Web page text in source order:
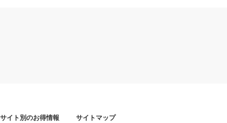
サイト別のお得情報
サイトマップ